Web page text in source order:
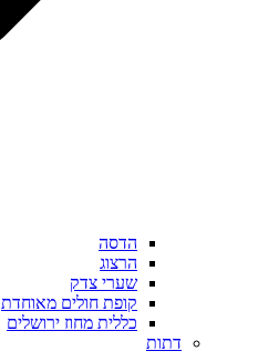
הדסה
הרצוג
שערי צדק
קופת חולים מאוחדת
כללית מחוז ירושלים
דתות